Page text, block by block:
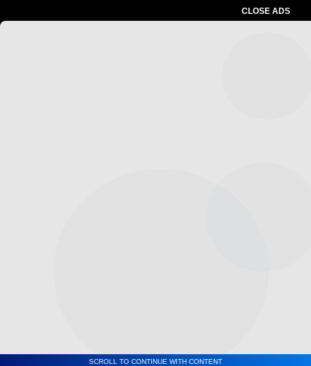
CLOSE ADS
SCROLL TO CONTINUE WITH CONTENT